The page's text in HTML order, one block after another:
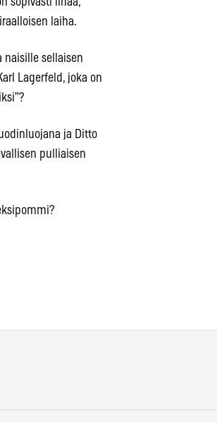
laiha.
naisille sellaisen
Lagerfeld, joka on
ja Ditto
pulliaisen